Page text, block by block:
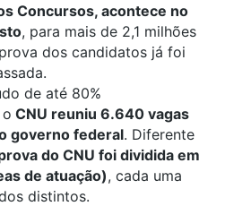
Concursos, acontece no
, para mais de 2,1 milhões
dos candidatos já foi
.
de até 80%
CNU reuniu 6.640 vagas
governo federal. Diferente
do CNU foi dividida em
de atuação), cada uma
distintos.